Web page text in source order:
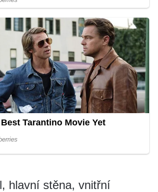
hlavní stěna, vnitřní